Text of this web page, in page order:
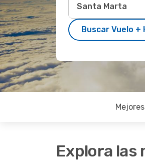
Buscar Vuelo +
Explora las